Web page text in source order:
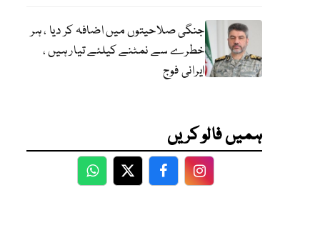
جنگی صلاحیتوں میں اضافہ کر دیا ، ہر
خطرے سے نمٹنے کیلئے تیار ہیں ،
ایرانی فوج
ہمیں فالو کریں
WhatsApp
TwitterFacebookFacebook